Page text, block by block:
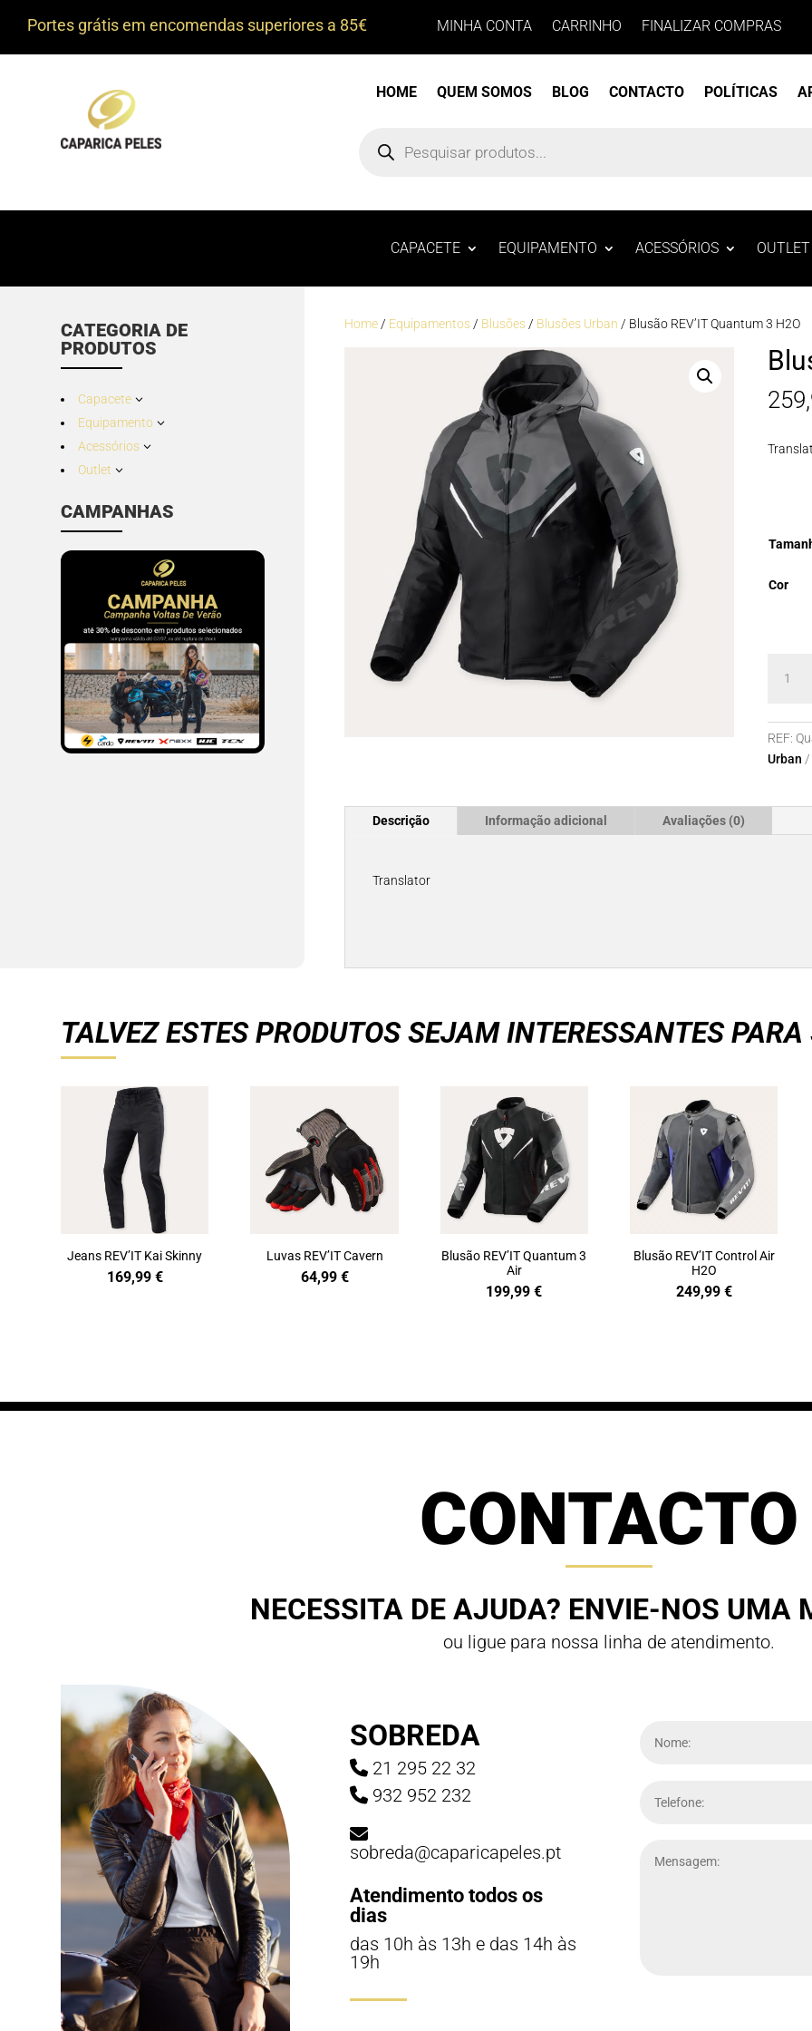
Portes grátis em encomendas superiores a 85€ MINHA CONTA CARRINHO FINALIZAR COMPRAS
HOME QUEM SOMOS BLOG CONTACTO POLÍTICAS
search
CAPACETE EQUIPAMENTO ACESSÓRIOS OUTLET
CATEGORIA DE
PRODUTOS
Capacete 3
Equipamento 3
Acessórios 3
Outlet 3
CAMPANHAS
Home / Equipamentos / Blusões / Blusões Urban / Blusão REV’IT Quantum 3 H2O
Cor
REV'IT
3
REF:
Urban
Descrição Informação adicional Avaliações (0)
Translator
TALVEZ ESTES PRODUTOS SEJAM INTERESSANTES PARA
Jeans REV’IT Kai Skinny
169,99 €
Luvas REV’IT Cavern
64,99 €
Blusão REV’IT Quantum 3
Air
199,99€
Blusão REV’IT Control Air
H2O
249,99 €
CONTACTO
NECESSITA DE AJUDA? ENVIE-NOS UMA
ou ligue para nossa linha de atendimento.
SOBREDA
21 295 22 32
932 952 232
sobreda@caparicapeles.pt
Atendimento todos os
dias
das 10h às 13h e das 14h às
19h